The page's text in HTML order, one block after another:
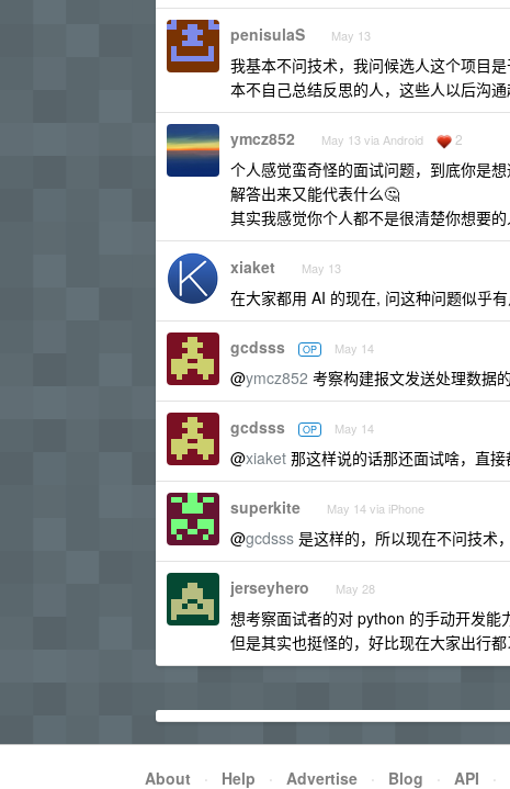
penisulaS May 13
我基本不问技术，我问候选人这个项目
本不自己总结反思的人，这些人以后沟
ymcz852 May 13 via Android 2
个人感觉蛮奇怪的面试问题，到底你是
解答出来又能代表什么🤔
其实我感觉你个人都不是很清楚你想要
xiaket May 13
在大家都用 AI 的现在, 问这种问题似乎
gcdsss OP May 14
@ymcz852 考察构建报文发送处理数据
gcdsss OP May 14
@xiaket 那这样说的话那还面试啥，直
superkite May 14 via iPhone
@gcdsss 是这样的，所以现在不问技术
jerseyhero May 28
想考察面试者的对 python 的手动开发能
但是其实也挺怪的，好比现在大家出行
About · Help · Advertise · Blog · API ·